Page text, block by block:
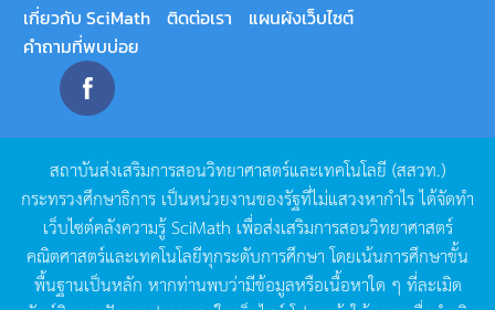
เกี่ยวกับ SciMath ติดต่อเรา
แผนผังเว็บไซต์
คำถามที่พบบ่อย
สถาบันส่งเสริมการสอนวิทยาศาสตร์และเทคโนโลยี (สสวท.)
กระทรวงศึกษาธิการ เป็นหน่วยงานของรัฐที่ไม่แสวงหากำไรได้จัดทำ
เว็บไซต์คลังความรู้SciMath เพื่อส่งเสริมการสอนวิทยาศาสตร์
คณิตศาสตร์และเทคโนโลยีทุกระดับการศึกษา โดยเน้นการศึกษาขั้น
พื้นฐานเป็นหลัก หากท่านพบว่ามีข้อมูลหรือเนื้อหาใด ๆ ที่ละเมิด